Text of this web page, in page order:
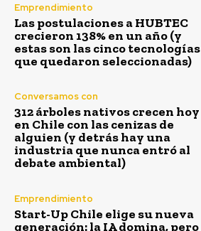
Emprendimiento
Las postulaciones a HUBTEC
crecieron 138% en un año (y
estas son las cinco tecnologías
que quedaron seleccionadas)
Conversamos con
312 árboles nativos crecen hoy
en Chile con las cenizas de
alguien (y detrás hay una
industria que nunca entró al
debate ambiental)
Emprendimiento
Start-Up Chile elige su nueva
generación: la IA domina, pero